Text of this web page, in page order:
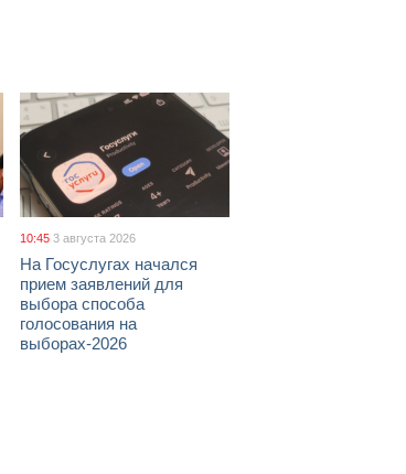
10:45 3 августа 2026
На Госуслугах начался
прием заявлений для
выбора способа
голосования на
выборах-2026